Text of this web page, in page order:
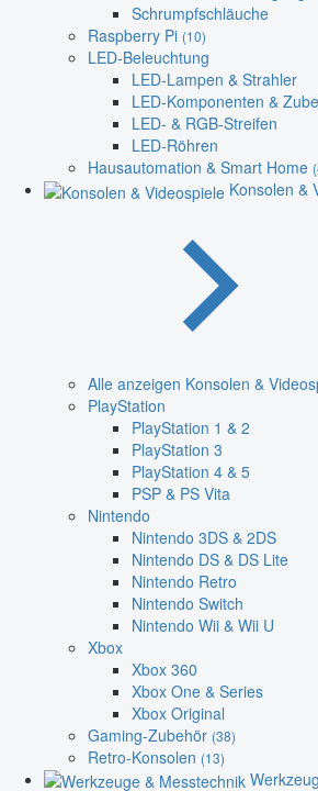
Schrumpfschläuche
Raspberry Pi (10)
LED-Beleuchtung
LED-Lampen & Strahler
LED-Komponenten &
LED- & RGB-Streifen
LED-Röhren
Hausautomation & Smart Home
Konsolen &
Alle anzeigen Konsolen &
PlayStation
PlayStation 1 & 2
PlayStation 3
PlayStation 4 & 5
PSP & PS Vita
Nintendo
Nintendo 3DS & 2DS
Nintendo DS & DS Lite
Nintendo Retro
Nintendo Switch
Nintendo Wii & Wii U
Xbox
Xbox 360
Xbox One & Series
Xbox Original
Gaming-Zubehör (38)
Retro-Konsolen (13)